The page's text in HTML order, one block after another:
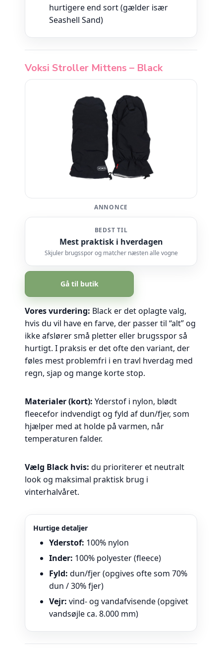
hurtigere end sort (gælder især
Seashell Sand)
Voksi Stroller Mittens – Black
ANNONCE
BEDST TIL
Mest praktisk i hverdagen
Skjuler brugsspor og matcher næsten alle vogne
Gå til butik
Vores vurdering: Black er det oplagte valg,
hvis du vil have en farve, der passer til “alt” og
ikke afslører små pletter eller brugsspor så
hurtigt. I praksis er det ofte den variant, der
føles mest problemfri i en travl hverdag med
regn, sjap og mange korte stop.
Materialer (kort): Yderstof i nylon, blødt
fleecefor indvendigt og fyld af dun/fjer, som
hjælper med at holde på varmen, når
temperaturen falder.
Vælg Black hvis: du prioriterer et neutralt
look og maksimal praktisk brug i
vinterhalvåret.
Hurtige detaljer
Yderstof: 100% nylon
Inder: 100% polyester (fleece)
Fyld: dun/fjer (opgives ofte som 70%
dun / 30% fjer)
Vejr: vind- og vandafvisende (opgivet
vandsøjle ca. 8.000 mm)